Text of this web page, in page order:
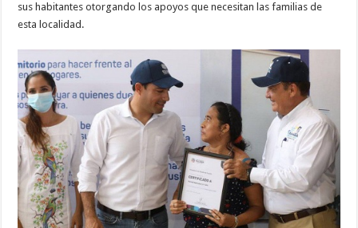
sus habitantes otorgando los apoyos que necesitan las familias de
esta localidad.